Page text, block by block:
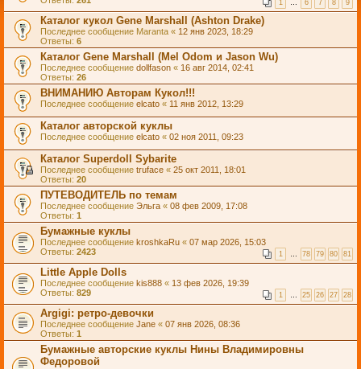
1 … 6 7 8 9
Каталог кукол Gene Marshall (Ashton Drake)
Последнее сообщение Maranta « 12 янв 2023, 18:29
Ответы: 6
Каталог Gene Marshall (Mel Odom и Jason Wu)
Последнее сообщение dollfason « 16 авг 2014, 02:41
Ответы: 26
ВНИМАНИЮ Авторам Кукол!!!
Последнее сообщение elcato « 11 янв 2012, 13:29
Каталог авторской куклы
Последнее сообщение elcato « 02 ноя 2011, 09:23
Каталог Superdoll Sybarite
Последнее сообщение truface « 25 окт 2011, 18:01
Ответы: 20
ПУТЕВОДИТЕЛЬ по темам
Последнее сообщение Эльга « 08 фев 2009, 17:08
Ответы: 1
Бумажные куклы
Последнее сообщение kroshkaRu « 07 мар 2026, 15:03
Ответы: 2423 1 … 78 79 80 81
Little Apple Dolls
Последнее сообщение kis888 « 13 фев 2026, 19:39
Ответы: 829 1 … 25 26 27 28
Argigi: ретро-девочки
Последнее сообщение Jane « 07 янв 2026, 08:36
Ответы: 1
Бумажные авторские куклы Нины Владимировны
Федоровой